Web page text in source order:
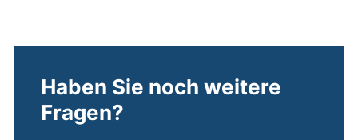
Haben Sie noch weitere
Fragen?